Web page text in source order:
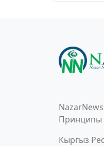
Принципы
Кыргыз